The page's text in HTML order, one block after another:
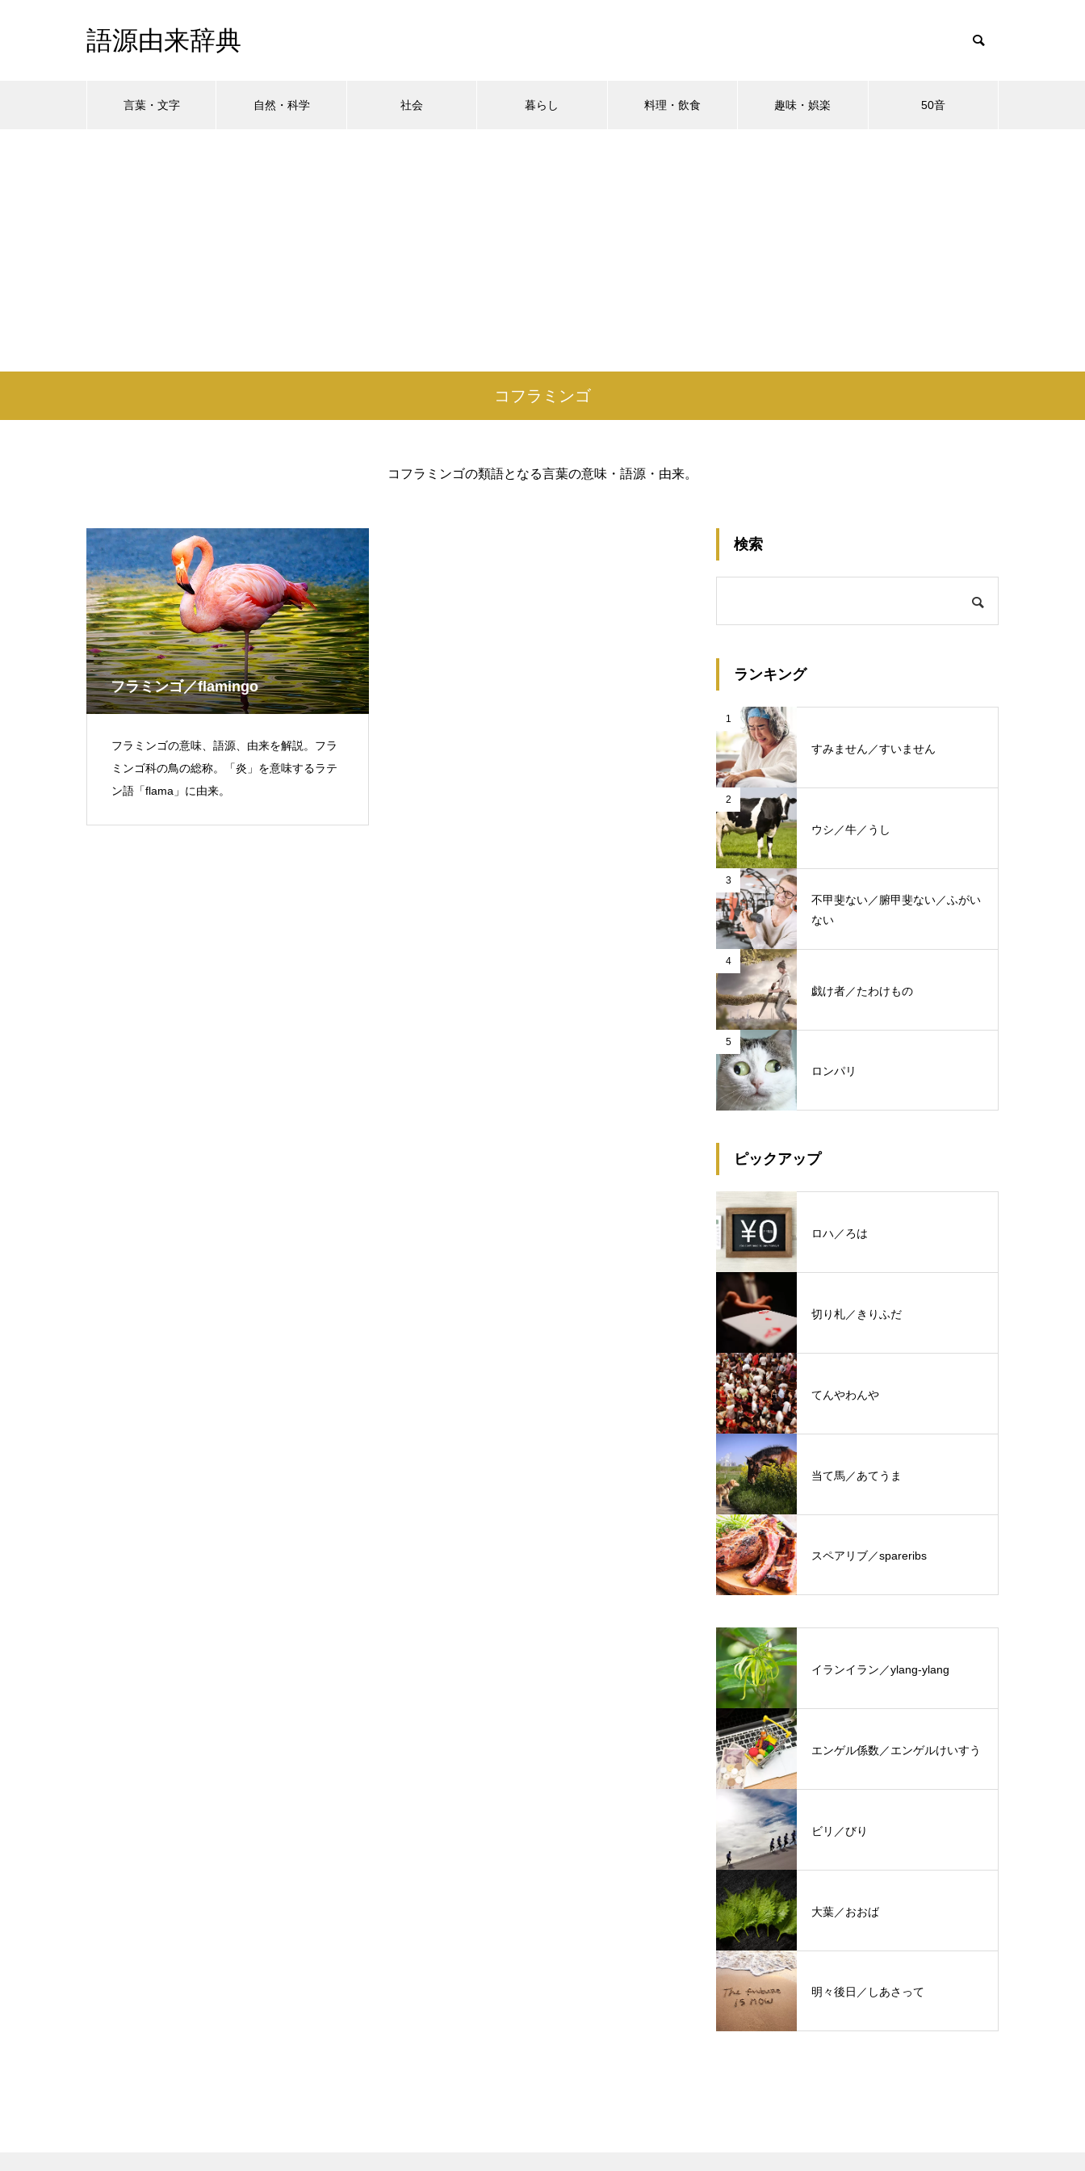
語源由来辞典
言葉・文字 自然・科学 社会 暮らし 料理・飲食 趣味・娯楽 50音
コフラミンゴ
コフラミンゴの類語となる言葉の意味・語源・由来。
フラミンゴ／flamingo
フラミンゴの意味、語源、由来を解説。フラ
ミンゴ科の鳥の総称。「炎」を意味するラテ
ン語「flama」に由来。
検索
ランキング
1
すみません／すいません
2
ウシ／牛／うし
3
不甲斐ない／腑甲斐ない／ふがい
ない
4
戯け者／たわけもの
5
ロンパリ
ピックアップ
ロハ／ろは
切り札／きりふだ
てんやわんや
当て馬／あてうま
スペアリブ／spareribs
イランイラン／ylang-ylang
エンゲル係数／エンゲルけいすう
ビリ／びり
大葉／おおば
明々後日／しあさって